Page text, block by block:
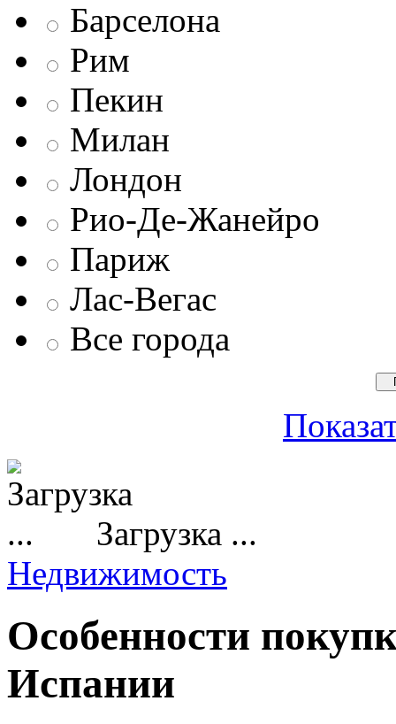
Барселона
Рим
Пекин
Милан
Лондон
Рио-Де-Жанейро
Париж
Лас-Вегас
Все города
Загрузка ...
Недвижимость
Особенности
Испании